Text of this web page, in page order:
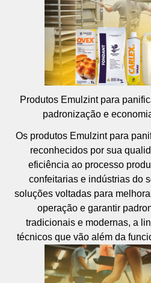
Produtos Emulzint para
padronização e
Os produtos Emulzint para
reconhecidos por sua
eficiência ao processo
confeitarias e indústrias do
soluções voltadas para
operação e garantir
tradicionais e modernas, a
técnicos que vão além da